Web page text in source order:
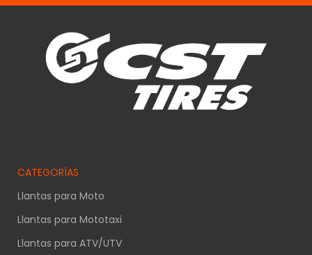
CATEGORÍAS
Llantas para Moto
Llantas para Mototaxi
Llantas para ATV/UTV